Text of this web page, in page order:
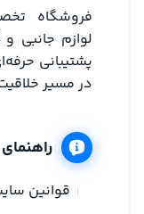
فروشگاه
لوازم جانبی
پشتیبانی
در مسیر
قوانین